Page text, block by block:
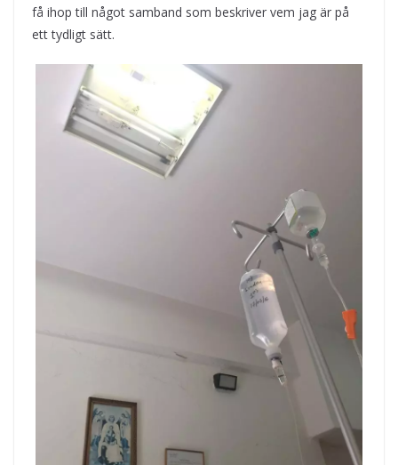
få ihop till något samband som beskriver vem jag är på
ett tydligt sätt.